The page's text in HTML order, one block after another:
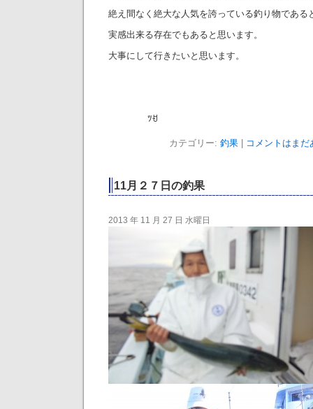
絶え間なく絶大な人気を誇っている釣り物である
実感出来る存在でもあると思います。
大事にして行きたいと思います。
ﾂꀀ
カテゴリー: 釣果| コメントはまだ
11月２７日の釣果
2013 年 11 月 27 日 水曜日